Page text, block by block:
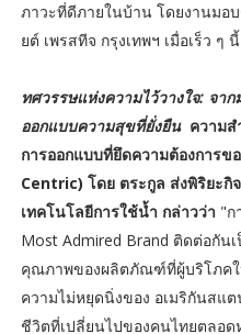
ภาวะที่ดีภายในบ้าน โดยงานมอ
ยต์ เพรสทีจ กรุงเทพฯ เมื่อเร็ว ๆ นี้
ทศวรรษแห่งความไว้วางใจ: จา
ออกแบบความสุขที่ยั่งยืน ความส
การออกแบบที่ยึดความต้องการ
Centric) โดย ตระกูล ส่งพิริยะกิ
เทคโนโลยีการใช้น้ำ กล่าวว่า "ก
Most Admired Brand ติดต่อกัน
คุณภาพของผลิตภัณฑ์ที่ผู้บริโภคใ
ความไม่หยุดนิ่งของ อเมริกันสแ
ชีวิตที่เปลี่ยนไปของคนไทยตลอ